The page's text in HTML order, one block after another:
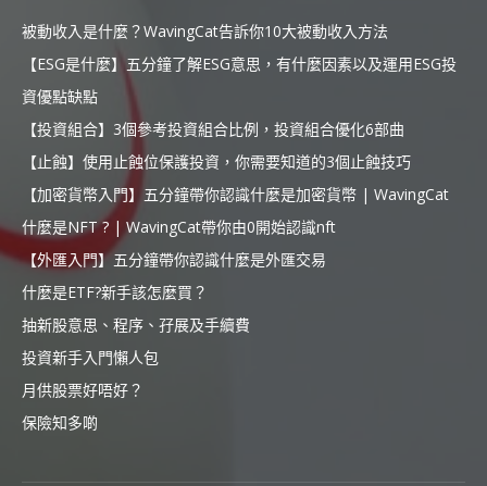
被動收入是什麼？WavingCat告訴你10大被動收入方法
【ESG是什麼】五分鐘了解ESG意思，有什麼因素以及運用ESG投
資優點缺點
【投資組合】3個參考投資組合比例，投資組合優化6部曲
【止蝕】使用止蝕位保護投資，你需要知道的3個止蝕技巧
【加密貨幣入門】五分鐘帶你認識什麼是加密貨幣 | WavingCat
什麼是NFT ? | WavingCat帶你由0開始認識nft
【外匯入門】五分鐘帶你認識什麼是外匯交易
什麼是ETF?新手該怎麼買？
抽新股意思、程序、孖展及手續費
投資新手入門懶人包
月供股票好唔好？
保險知多啲